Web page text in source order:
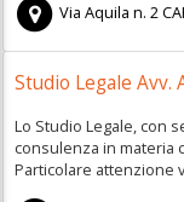
Via Aquila n. 2
Studio Legale Avv.
Lo Studio Legale, con
consulenza in materia
Particolare attenzione